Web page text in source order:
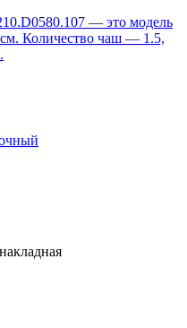
— это модель
Количество чаш — 1.5,